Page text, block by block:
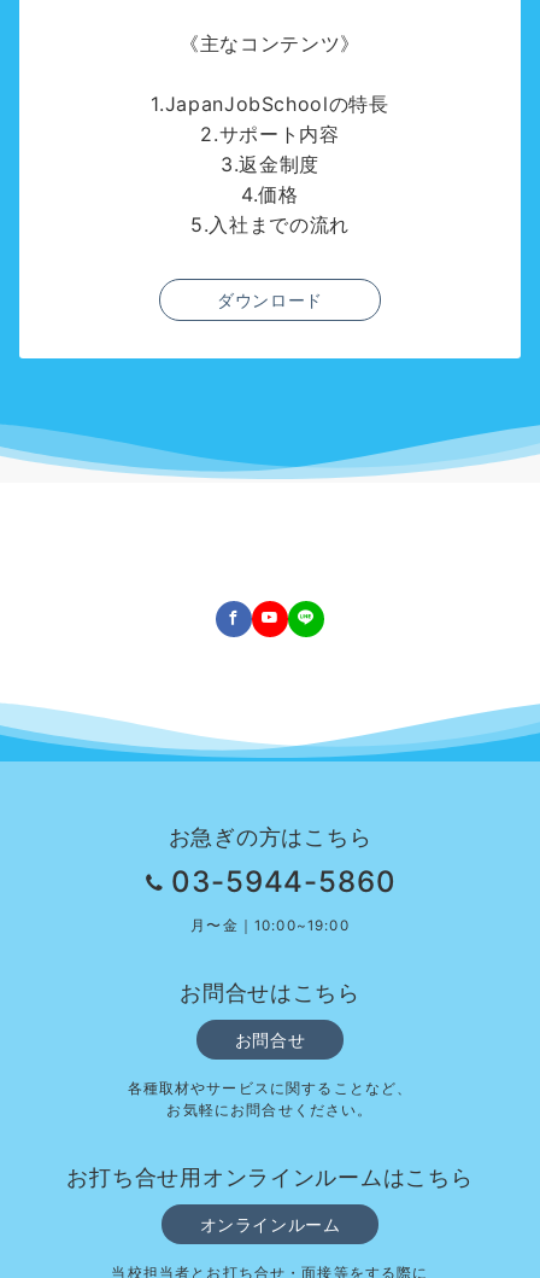
《主なコンテンツ》
1.JapanJobSchoolの特長
2.サポート内容
3.返金制度
4.価格
5.入社までの流れ
ダウンロード
お急ぎの方はこちら
03-5944-5860
月〜金｜10:00~19:00
お問合せはこちら
お問合せ
各種取材やサービスに関することなど、
お気軽にお問合せください。
お打ち合せ用オンラインルームはこちら
オンラインルーム
当校担当者とお打ち合せ・面接等をする際に